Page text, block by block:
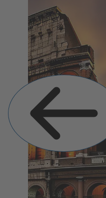
Vorherige
Folie